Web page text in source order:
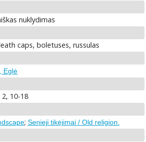
nuklydimas
caps, boletuses, russulas
Eglė
2, 10-18
; Senieji tikėjimai / Old religion.